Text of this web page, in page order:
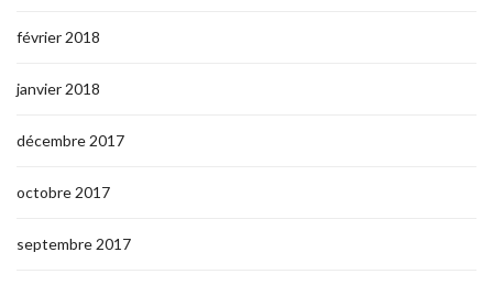
février 2018
janvier 2018
décembre 2017
octobre 2017
septembre 2017